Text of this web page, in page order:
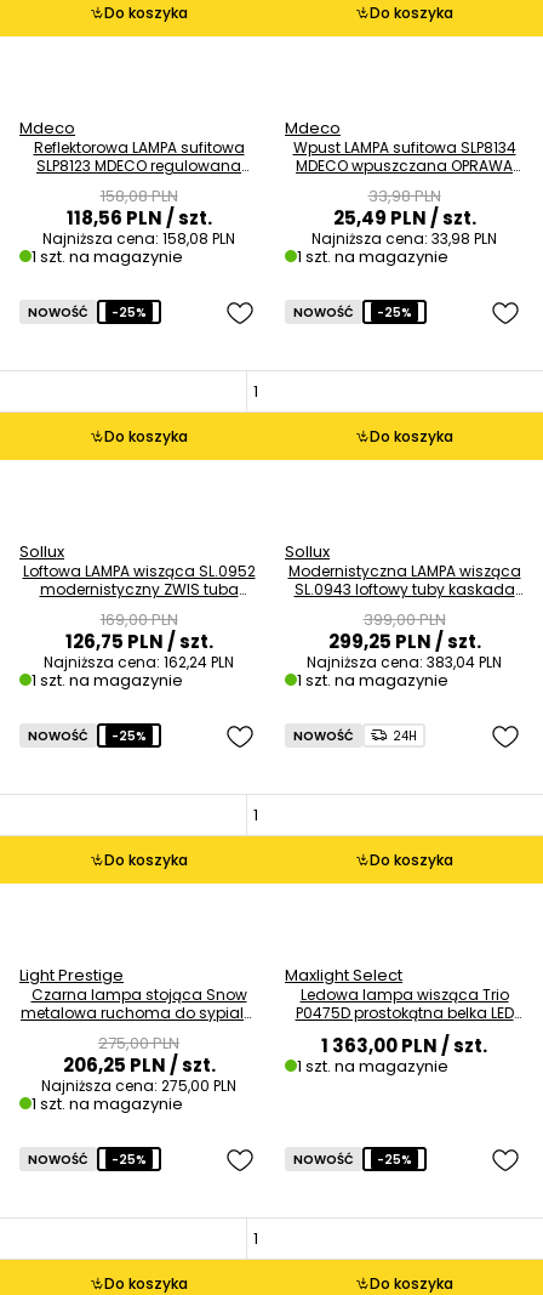
Do koszyka
Mdeco
Reflektorowa LAMPA sufitowa
SLP8123 MDECO regulowana
158,08 PLN
118,56 PLN/ szt.
Najniższa cena: 158,08 PLN
1 szt. na magazynie
Do koszyka
Mdeco
Wpust LAMPA sufitowa SLP8134
MDECO wpuszczana OPRAWA
czarna OUTLET
33,98 PLN
25,49 PLN/ szt.
Najniższa cena: 33,98 PLN
1 szt. na magazynie
Do koszyka
NOWOŚĆ -25%
Sollux
Loftowa LAMPA wisząca SL.0952
modernistyczny ZWIS tuba
169,00 PLN
126,75 PLN/ szt.
Najniższa cena: 162,24 PLN
1 szt. na magazynie
Do koszyka
NOWOŚĆ -25%
Sollux
Modernistyczna LAMPA wisząca
SL.0943 loftowy tuby kaskada
399,00 PLN
299,25 PLN/ szt.
Najniższa cena: 383,04 PLN
1 szt. na magazynie
Do koszyka
NOWOŚĆ -25%
Light Prestige
Czarna lampa stojąca Snow
metalowa ruchoma do sypialni
275,00 PLN
206,25 PLN/ szt.
Najniższa cena: 275,00 PLN
1 szt. na magazynie
Do koszyka
NOWOŚĆ 24H
Maxlight Select
Ledowa lampa wisząca Trio
P0475D prostokątna belka LED
12W 3000K złota OUTLET
1 363,00 PLN/ szt.
1 szt. na magazynie
Do koszyka
NOWOŚĆ -25%
Do koszyka
NOWOŚĆ -25%